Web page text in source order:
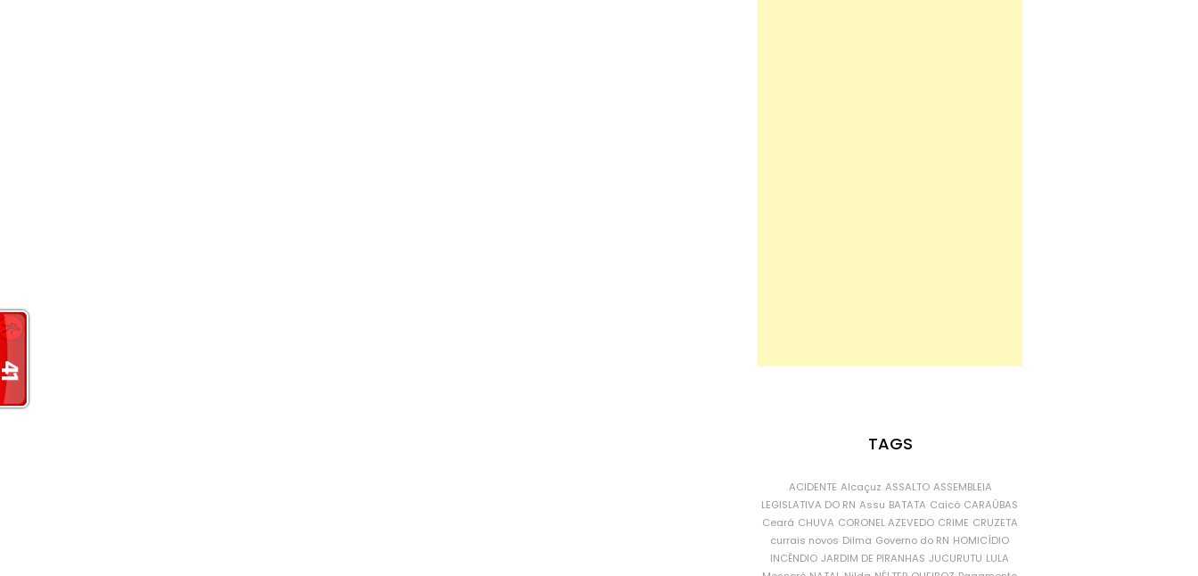
TAGS
ACIDENTE Alcaçuz ASSALTO ASSEMBLEIA
LEGISLATIVA DO RN Assu BATATA Caicó CARAÚBAS
Ceará CHUVA CORONEL AZEVEDO CRIME CRUZETA
currais novos Dilma Governo do RN HOMICÍDIO
INCÊNDIO JARDIM DE PIRANHAS JUCURUTU LULA